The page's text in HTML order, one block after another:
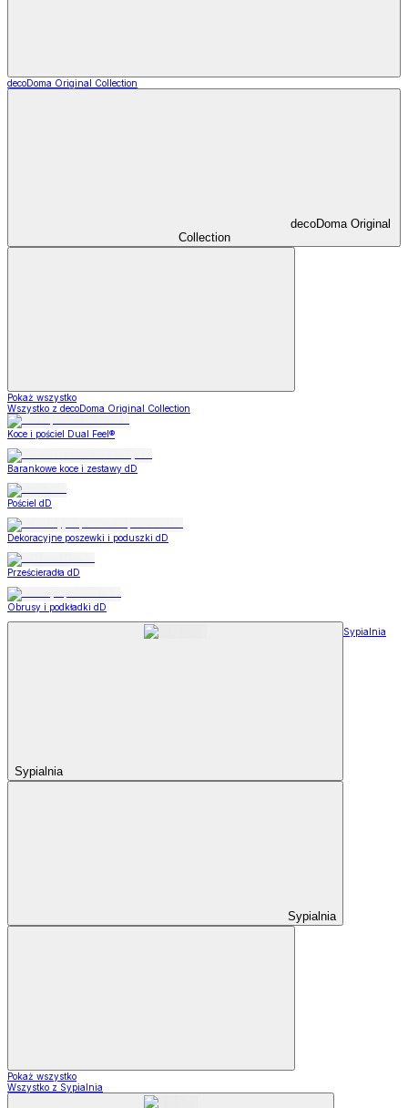
decoDoma Original Collection
decoDoma Original
Collection
Pokaż wszystko
Wszystko z decoDoma Original Collection
Koce i pościel Dual Feel®
Barankowe koce i zestawy dD
Pościel dD
Dekoracyjne poszewki i poduszki dD
Prześcieradła dD
Obrusy i podkładki dD
Sypialnia
Sypialnia
Sypialnia
Pokaż wszystko
Wszystko z Sypialnia